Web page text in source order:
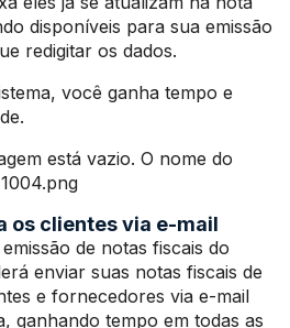
disponíveis para sua emissão
redigitar os dados.
você ganha tempo e
está vazio. O nome do
os clientes via e-mail
de notas fiscais do
enviar suas notas fiscais de
e fornecedores via e-mail
ganhando tempo em todas as